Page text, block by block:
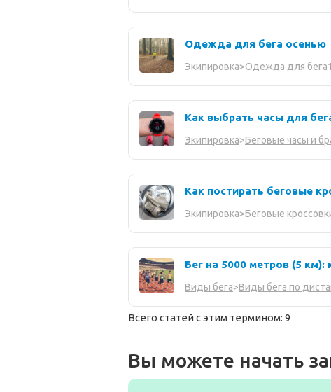
Одежда для бега осенью
Экипировка>Одежда для бега
Как выбрать часы для
Экипировка>Беговые часы и
Как постирать беговые
Экипировка>Беговые
Бег на 5000 метров (5
Виды бега>Виды бега по
Всего статей с этим термином: 9
Вы можете начать